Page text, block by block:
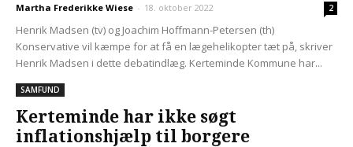
Martha Frederikke Wiese - 18. oktober 2022 2
Henrik Madsen (tv) og Joachim Hoffmann-Petersen (th)
Konservative vil kæmpe for at få en lægehelikopter tæt på, skriver
Henrik Madsen i dette debatindlæg. Kerteminde Kommune har...
SAMFUND
Kerteminde har ikke søgt
inflationshjælp til borgere